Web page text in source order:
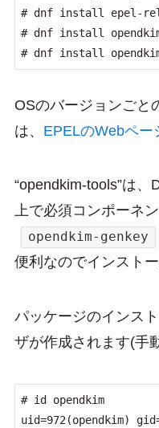
# dnf install epel-
# dnf install
# dnf install
OSのバージョンごと
は、 EPELのWebペー
“opendkim-tools”は
上で必須コンポーネ
opendkim-genkey
便利なのでインスト
パッケージのインス
ザが作成されます(手
# id opendkim
uid=972(opendkim)